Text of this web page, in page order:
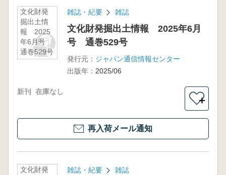
文化財発
掘出土情
報 2025
年6月号
通巻529号
雑誌・紀要 雑誌
文化財発掘出土情報 2025年6月
号 通巻529号
発行元： ジャパン通信情報センター
出版年： 2025/06
新刊 在庫なし
＋
再入荷メール通知
文化財発
雑誌・紀要 雑誌